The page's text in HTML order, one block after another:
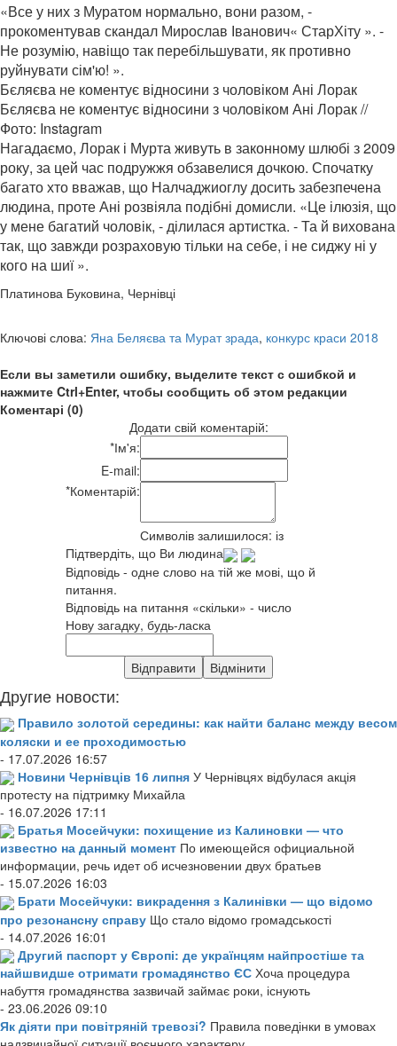
«Все у них з Муратом нормально, вони разом, -
прокоментував скандал Мирослав Іванович« СтарХіту ». -
Не розумію, навіщо так перебільшувати, як противно
руйнувати сім'ю! ».
Бєляєва не коментує відносини з чоловіком Ані Лорак
Бєляєва не коментує відносини з чоловіком Ані Лорак //
Фото: Instagram
Нагадаємо, Лорак і Мурта живуть в законному шлюбі з 2009
року, за цей час подружжя обзавелися дочкою. Спочатку
багато хто вважав, що Налчаджиоглу досить забезпечена
людина, проте Ані розвіяла подібні домисли. «Це ілюзія, що
у мене багатий чоловік, - ділилася артистка. - Та й вихована
так, що завжди розраховую тільки на себе, і не сиджу ні у
кого на шиї ».
Платинова Буковина, Чернівці
Ключові слова: Яна Беляєва та Мурат зрада, конкурс краси 2018
Если вы заметили ошибку, выделите текст с ошибкой и
нажмите Ctrl+Enter, чтобы сообщить об этом редакции
Коментарі (0)
Додати свій коментарій:
*Ім'я:
E-mail:
*Коментарій:
Символів залишилося: із
Підтвердіть, що Ви людина
Відповідь - одне слово на тій же мові, що й
питання.
Відповідь на питання «скільки» - число
Нову загадку, будь-ласка
Другие новости:
Правило золотой середины: как найти баланс между весом
коляски и ее проходимостью
- 17.07.2026 16:57
Новини Чернівців 16 липня У Чернівцях відбулася акція
протесту на підтримку Михайла
- 16.07.2026 17:11
Братья Мосейчуки: похищение из Калиновки — что
известно на данный момент По имеющейся официальной
информации, речь идет об исчезновении двух братьев
- 15.07.2026 16:03
Брати Мосейчуки: викрадення з Калинівки — що відомо
про резонансну справу Що стало відомо громадськості
- 14.07.2026 16:01
Другий паспорт у Європі: де українцям найпростіше та
найшвидше отримати громадянство ЄС Хоча процедура
набуття громадянства зазвичай займає роки, існують
- 23.06.2026 09:10
Як діяти при повітряній тревозі? Правила поведінки в умовах